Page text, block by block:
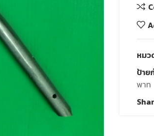
หมว
ป้าย
พาท